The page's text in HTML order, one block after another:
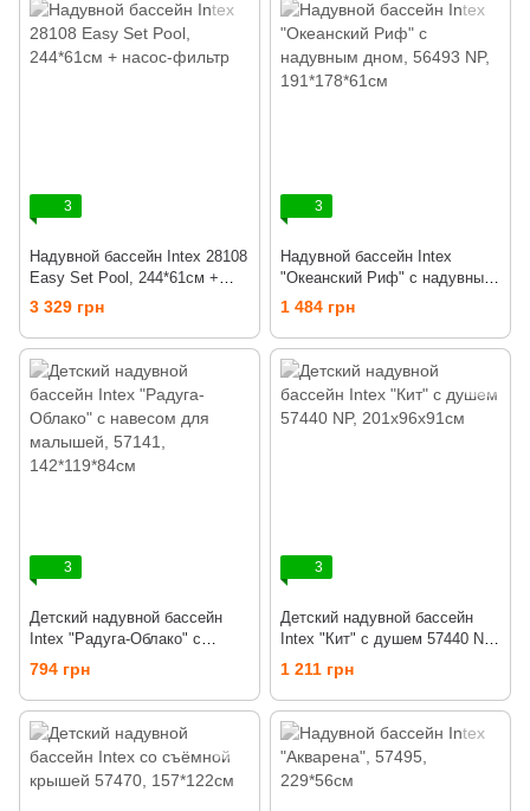
3
Надувной бассейн Intex 28108
Easy Set Pool, 244*61см +
насос-фильтр
3 329 грн
3
Надувной бассейн Intex
"Океанский Риф" с надувным
дном, 56493 NP, 191*178*61см
1 484 грн
3
Детский надувной бассейн
Intex "Радуга-Облако" с
навесом для малышей, 57141,
142*119*84см
794 грн
3
Детский надувной бассейн
Intex "Кит" с душем 57440 NP,
201х96х91см
1 211 грн